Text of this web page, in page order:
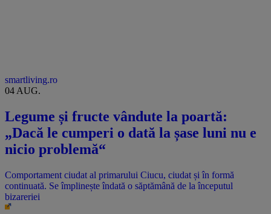
smartliving.ro
04 AUG.
Legume și fructe vândute la poartă:
„Dacă le cumperi o dată la șase luni nu e
nicio problemă“
Comportament ciudat al primarului Ciucu, ciudat și în formă
continuată. Se împlinește îndată o săptămână de la începutul
bizareriei